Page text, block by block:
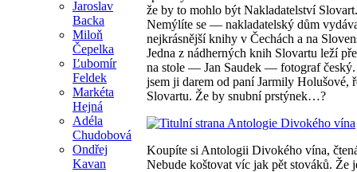
Jaroslav
Backa
Miloň
Čepelka
Ľubomír
Feldek
Markéta
Hejná
Adéla
Chudobová
Ondřej
Kavan
že by to mohlo být Nakladatelství Slovart.
Nemýlíte se — nakladatelský dům
nejkrásnější knihy v Čechách a na
Jedna z nádherných knih Slovartu leží
na stole — Jan Saudek — fotograf
jsem ji darem od paní Jarmily Holušové,
Slovartu. Že by snubní prstýnek…?
Koupíte si Antologii Divokého vína,
Nebude koštovat víc jak pět stováků. Že